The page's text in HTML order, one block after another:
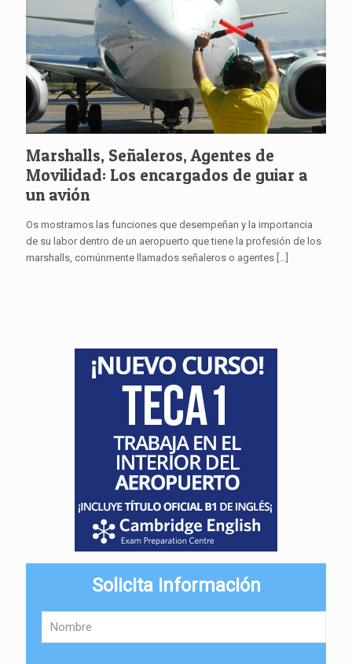
Marshalls, Señaleros, Agentes de
Movilidad: Los encargados de guiar a
un avión
Os mostramos las funciones que desempeñan y la importancia
de su labor dentro de un aeropuerto que tiene la profesión de los
marshalls, comúnmente llamados señaleros o agentes
Solicita información